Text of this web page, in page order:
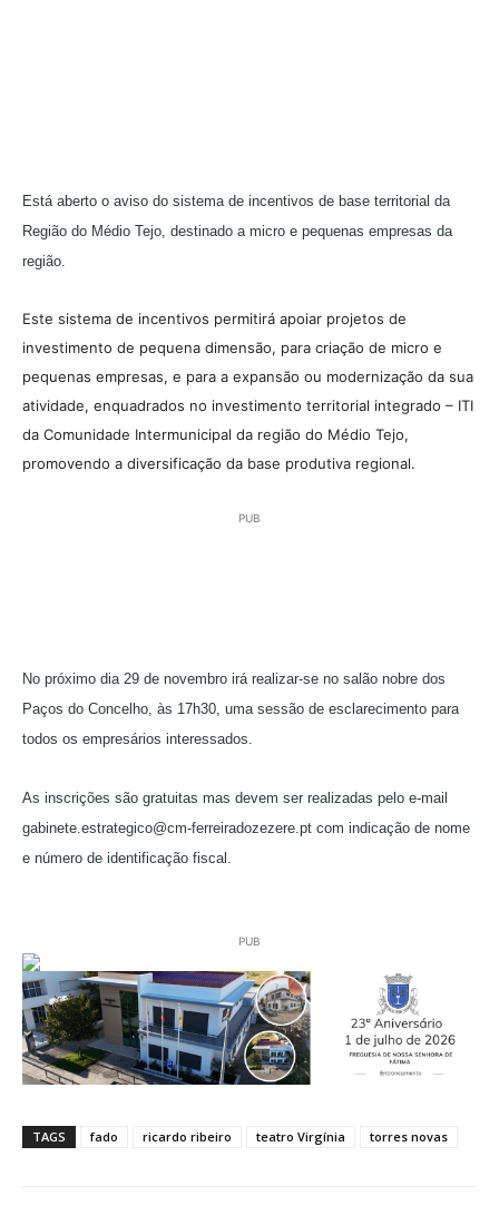
Está aberto o aviso do sistema de incentivos de base territorial da
Região do Médio Tejo, destinado a micro e pequenas empresas da
região.
Este sistema de incentivos permitirá apoiar projetos de
investimento de pequena dimensão, para criação de micro e
pequenas empresas, e para a expansão ou modernização da sua
atividade, enquadrados no investimento territorial integrado – ITI
da Comunidade Intermunicipal da região do Médio Tejo,
promovendo a diversificação da base produtiva regional.
PUB
No próximo dia 29 de novembro irá realizar-se no salão nobre dos
Paços do Concelho, às 17h30, uma sessão de esclarecimento para
todos os empresários interessados.
As inscrições são gratuitas mas devem ser realizadas pelo e-mail
gabinete.estrategico@cm-ferreiradozezere.pt com indicação de nome
e número de identificação fiscal.
PUB
TAGS fado ricardo ribeiro teatro Virgínia torres novas